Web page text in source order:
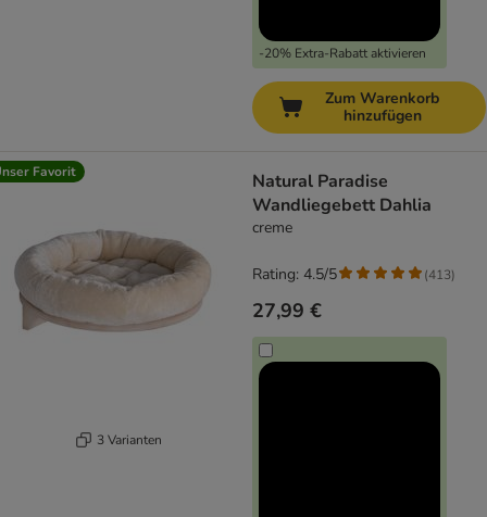
-20% Extra-Rabatt aktivieren
Zum Warenkorb
hinzufügen
Favorit
3 Varianten
Natural Paradise
Wandliegebett Dahlia
creme
27,99 €
Rating: 4.5/5 (413)